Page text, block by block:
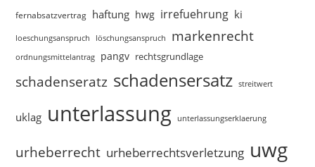
fernabsatzvertrag haftung hwg irrefuehrung ki
loeschungsanspruch löschungsanspruch markenrecht
ordnungsmittelantrag pangv rechtsgrundlage
schadenseratz schadensersatz streitwert
uklag unterlassung unterlassungserklaerung
urheberrecht urheberrechtsverletzung uwg